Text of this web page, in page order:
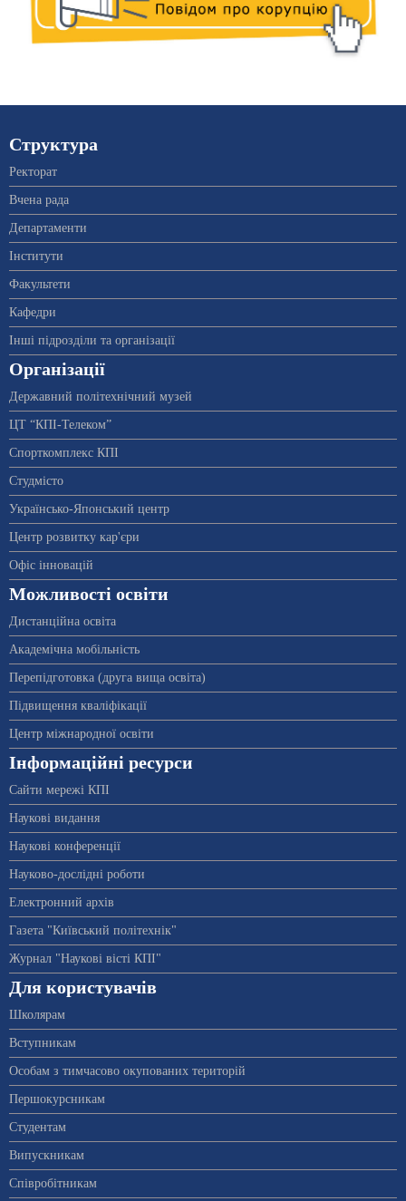
Структура
Ректорат
Вчена рада
Департаменти
Інститути
Факультети
Кафедри
Інші підрозділи та організації
Організації
Державний політехнічний музей
ЦТ “КПІ-Телеком”
Спорткомплекс КПІ
Студмісто
Українсько-Японський центр
Центр розвитку кар'єри
Офіс інновацій
Можливості освіти
Дистанційна освіта
Академічна мобільність
Перепідготовка (друга вища освіта)
Підвищення кваліфікації
Центр міжнародної освіти
Інформаційні ресурси
Сайти мережі КПІ
Наукові видання
Наукові конференції
Науково-дослідні роботи
Електронний архів
Газета "Київський політехнік"
Журнал "Наукові вісті КПІ"
Для користувачів
Школярам
Вступникам
Особам з тимчасово окупованих територій
Першокурсникам
Студентам
Випускникам
Співробітникам